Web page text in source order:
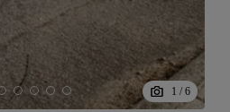
1 / 6